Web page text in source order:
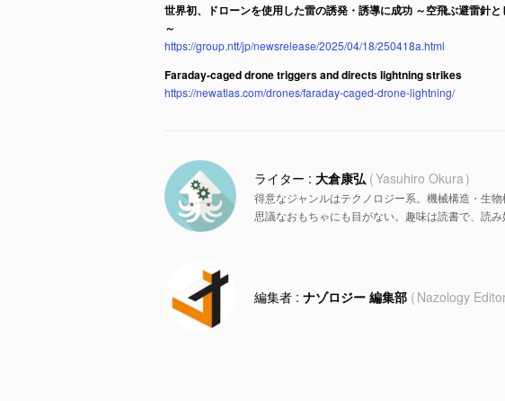
世界初、ドローンを使用した雷の誘発・誘導に成功 ～空飛ぶ避雷針
～
https://group.ntt/jp/newsrelease/2025/04/18/250418a.html
Faraday-caged drone triggers and directs lightning strikes
https://newatlas.com/drones/faraday-caged-drone-lightning/
大倉康弘 Yasuhiro Okura
得意なジャンルはテクノロジー系。機械構造・生
思議なおもちゃにも目がない。趣味は読書で、読み
ナゾロジー 編集部 Nazology